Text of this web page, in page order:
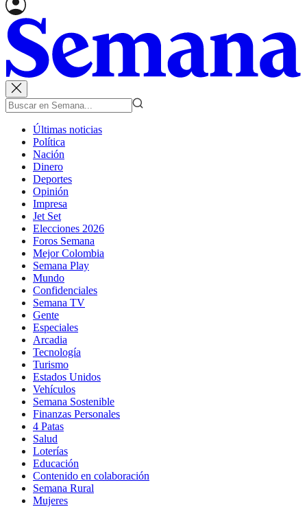
Últimas noticias
Política
Nación
Dinero
Deportes
Opinión
Impresa
Jet Set
Elecciones 2026
Foros Semana
Mejor Colombia
Semana Play
Mundo
Confidenciales
Semana TV
Gente
Especiales
Arcadia
Tecnología
Turismo
Estados Unidos
Vehículos
Semana Sostenible
Finanzas Personales
4 Patas
Salud
Loterías
Educación
Contenido en colaboración
Semana Rural
Mujeres